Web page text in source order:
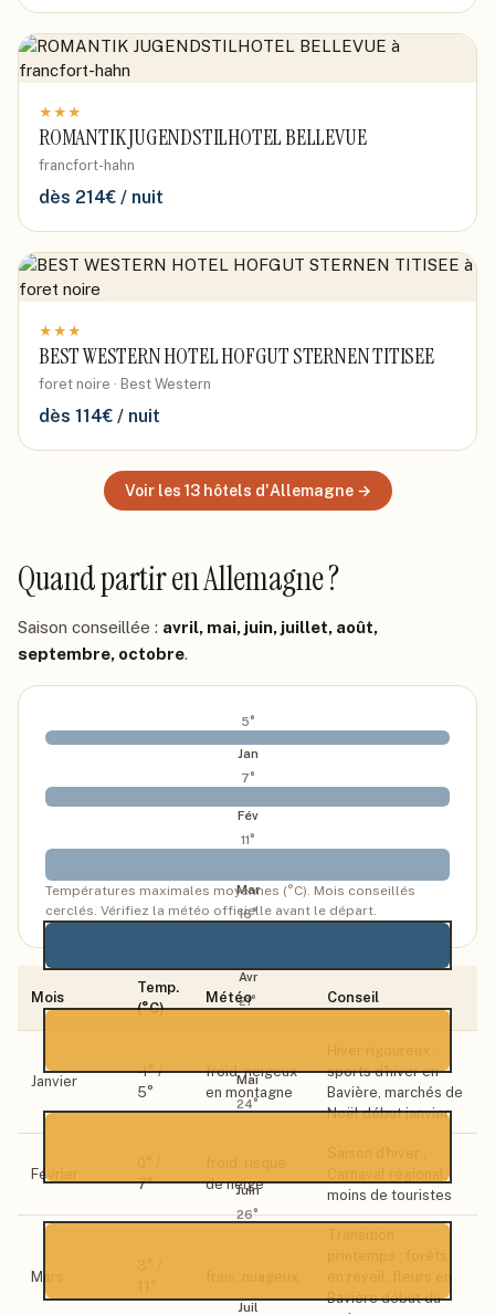
★ ★ ★
ROMANTIK JUGENDSTILHOTEL BELLEVUE
francfort-hahn
dès 214€ / nuit
★ ★ ★
BEST WESTERN HOTEL HOFGUT STERNEN TITISEE
foret noire · Best Western
dès 114€ / nuit
Voir les 13hôtels d'Allemagne→
Quand partiren Allemagne?
Saison conseillée : avril, mai, juin, juillet, août,
septembre, octobre.
5°
Jan
7°
Fév
11°
Mar
16°
Avr
21°
Mai
24°
Juin
26°
Juil
Températures maximales moyennes (°C). Mois conseillés
cerclés. Vérifiez la météo officielle avant le départ.
Mois
Temp.
(°C)
Météo Conseil
Janvier
-1° /
5°
froid, neigeux
en montagne
sports d'hiver en
Bavière, marchés de
Noël début janvier
Février
7°
de neige
moins de touristes
Mars
Bavière début du